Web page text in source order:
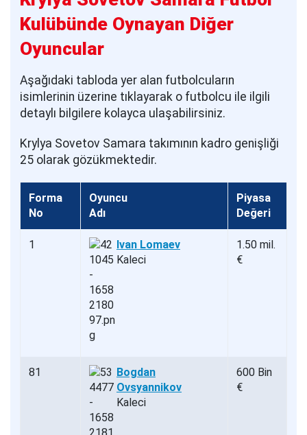
Kulübünde Oynayan Diğer
Oyuncular
Aşağıdaki tabloda yer alan futbolcuların
isimlerinin üzerine tıklayarak o futbolcu ile ilgili
detaylı bilgilere kolayca ulaşabilirsiniz.
Krylya Sovetov Samara takımının kadro genişliği
25 olarak gözükmektedir.
Forma
No
Oyuncu
Adı
Piyasa
Değeri
1
Ivan Lomaev
Kaleci
1.50 mil.
€
81
Bogdan
Ovsyannikov
Kaleci
600 Bin
€